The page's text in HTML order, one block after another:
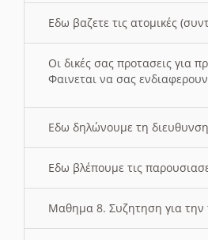
Εδω βαζετε τις ατομικές
Οι δικές σας προτασεις για
Φαινεται να σας
Εδω δηλώνουμε τη
Εδω βλέπουμε τις
Μαθημα 8. Συζητηση για την